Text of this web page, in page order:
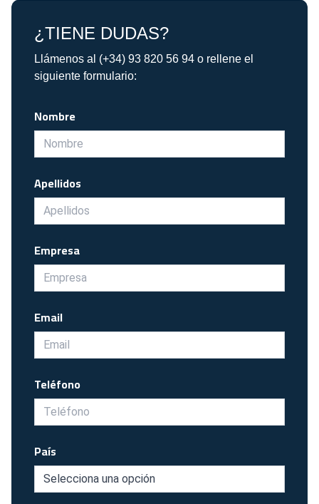
¿TIENE DUDAS?
Llámenos al (+34) 93 820 56 94 o rellene el
siguiente formulario:
Nombre
Apellidos
Empresa
Email
Teléfono
País